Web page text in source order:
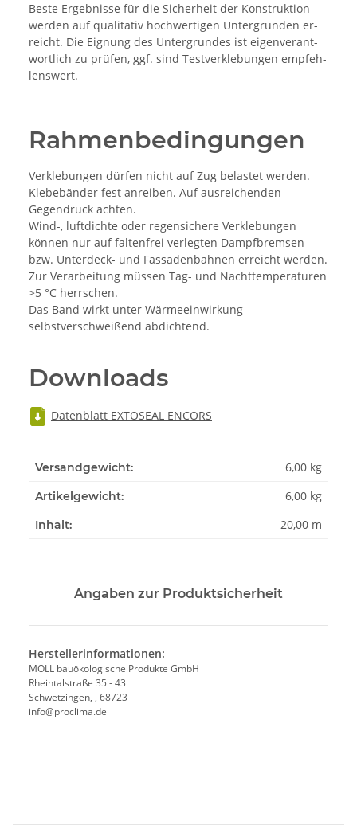
Bes­te Er­geb­nis­se für die Si­cher­heit der Kon­struk­ti­on
wer­den auf qua­li­ta­tiv hoch­wer­ti­gen Un­ter­gründen er­
reicht. Die Eig­nung des Un­ter­grun­des ist ei­gen­ver­ant­
wort­lich zu prüfen, ggf. sind Test­ver­kle­bun­gen emp­feh­
lens­wert.
Rahmenbedingungen
Verklebungen dürfen nicht auf Zug belastet werden.
Klebebänder fest anreiben. Auf ausreichenden
Gegendruck achten.
Wind-, luftdichte oder regensichere Verklebungen
können nur auf faltenfrei verlegten Dampfbremsen
bzw. Unterdeck- und Fassadenbahnen erreicht werden.
Zur Verarbeitung müssen Tag- und Nachttemperaturen
>5 °C herrschen.
Das Band wirkt unter Wärmeeinwirkung
selbstverschweißend abdichtend.
Downloads
Datenblatt EXTOSEAL ENCORS
Versandgewicht: 6,00 kg
Artikelgewicht: 6,00 kg
Inhalt: 20,00 m
Angaben zur Produktsicherheit
Herstellerinformationen:
MOLL bauökologische Produkte GmbH
Rheintalstraße 35 - 43
Schwetzingen, , 68723
info@proclima.de